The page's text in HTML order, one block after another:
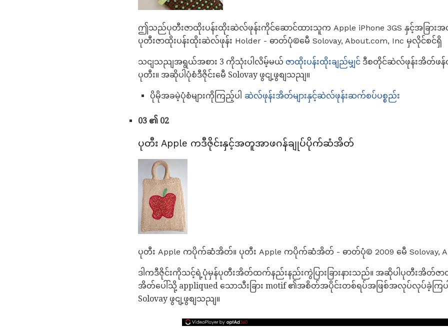
ဤသည်ပုတီးဇာထိုးပန်းထိုးဆဲလ်ဖုန်းကိုင်ဆောင်ထားသူက Apple iPhone 3GS နှင့်အခြာ
ပုတီးဇာထိုးပန်းထိုးဆဲလ်ဖုန်း Holder - ဓာတ်ပုံ©မေီ Solovay, About.com, Inc မှလိုင်စင်ရှိ
သငျသညျအရွယ်အစား 3 ကိုသုံးပါလိမ့်မယ် ဇာထိုးပန်းထိုးချည်မျှင် ဒီစတိုင်ဆဲလ်ဖုန်းအိတ်ဖန်တီ
ပုတီး။ အဆိုပါပုံစံဒီဇိုင်းမေီ Solovay ဖွငျ့ဖွစျသညျ။
ပိုမိုအခမဲ့ပုံစံများကိုကြည့်ပါ ဆဲလ်ဖုန်းအိတ်များနှင့်ဆဲလ်ဖုန်းဆက်စပ်ပစ္စည်း
03 ၏ 02
ပုတီး Apple ကဒီဇိုင်းနှင့်အတူအာဖဂန်ချုပ်ပိုက်ဆံအိတ်
ပုတီး Apple ကပိုက်ဆံအိတ်။ ပုတီး Apple ကပိုက်ဆံအိတ် - ဓာတ်ပုံ© 2009 မေီ Solovay,
ဒါကဒီဇိုင်းကိုသင့်ရဲ့ပုံမှန်ပုတီးအိတ်ထက်နည်းနည်းကွဲပြားခြားနားသည်။ အဆိုပါပုတီးအိတ်ဇာထိုး
အိတ်ပေါ်သို့ appliqued သောသီးခြား motif ၏အစိတ်အပိုင်းတစ်ရပ်အဖြစ်အလုပ်လုပ်ခဲ့ကြပ
Solovay ဖွငျ့ဖွစျသညျ။